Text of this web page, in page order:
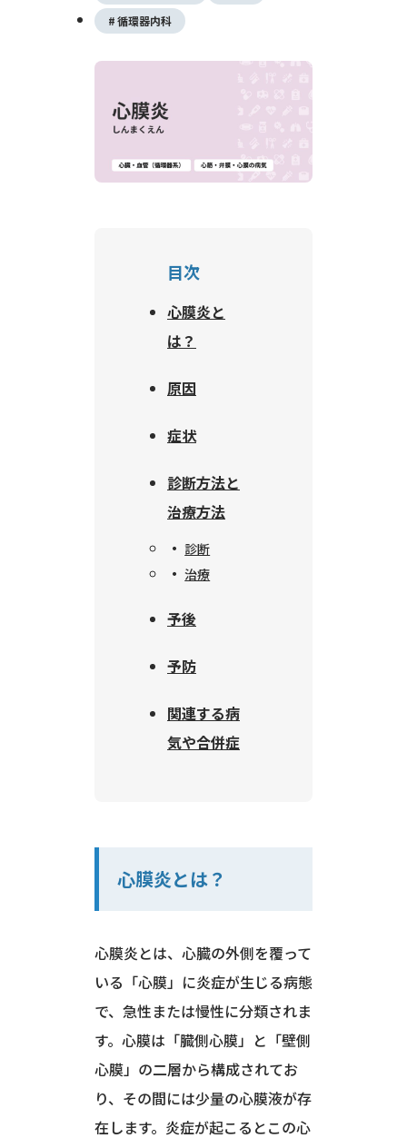
循環器内科
目次
心膜炎と
は？
原因
症状
診断方法と
治療方法
診断
治療
予後
予防
関連する病
気や合併症
心膜炎とは？
心膜炎とは、心臓の外側を覆って
いる「心膜」に炎症が生じる病態
で、急性または慢性に分類されま
す。心膜は「臓側心膜」と「壁側
心膜」の二層から構成されてお
り、その間には少量の心膜液が存
在します。炎症が起こるとこの心